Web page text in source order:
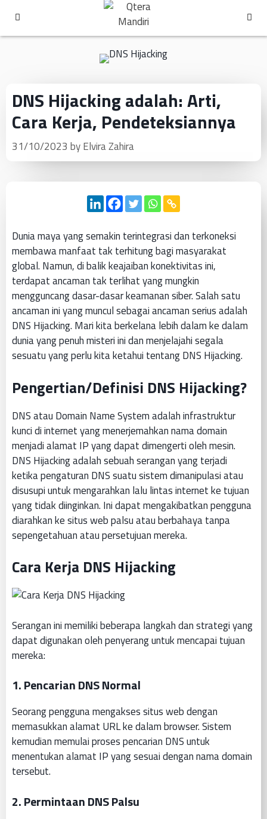
DNS Hijacking adalah: Arti,
Cara Kerja, Pendeteksiannya
31/10/2023 byElvira Zahira
Dunia maya yang semakin terintegrasi dan terkoneksi
membawa manfaat tak terhitung bagi masyarakat
global. Namun, di balik keajaiban konektivitas ini,
terdapat ancaman tak terlihat yang mungkin
mengguncang dasar-dasar keamanan siber. Salah satu
ancaman ini yang muncul sebagai ancaman serius adalah
DNS Hijacking. Mari kita berkelana lebih dalam ke dalam
dunia yang penuh misteri ini dan menjelajahi segala
sesuatu yang perlu kita ketahui tentang DNS Hijacking.
Pengertian/Definisi DNS Hijacking?
DNS atau Domain Name System adalah infrastruktur
kunci di internet yang menerjemahkan nama domain
menjadi alamat IP yang dapat dimengerti oleh mesin.
DNS Hijacking adalah sebuah serangan yang terjadi
ketika pengaturan DNS suatu sistem dimanipulasi atau
disusupi untuk mengarahkan lalu lintas internet ke tujuan
yang tidak diinginkan. Ini dapat mengakibatkan pengguna
diarahkan ke situs web palsu atau berbahaya tanpa
sepengetahuan atau persetujuan mereka.
Cara Kerja DNS Hijacking
Serangan ini memiliki beberapa langkah dan strategi yang
dapat digunakan oleh penyerang untuk mencapai tujuan
mereka:
1.Pencarian DNS Normal
Seorang pengguna mengakses situs web dengan
memasukkan alamat URL ke dalam browser. Sistem
kemudian memulai proses pencarian DNS untuk
menentukan alamat IP yang sesuai dengan nama domain
tersebut.
2.Permintaan DNS Palsu